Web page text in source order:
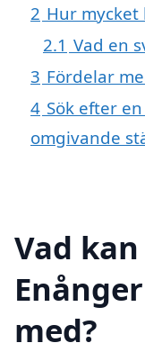
2 Hur mycket
2.1 Vad en
3 Fördelar
4 Sök efter
omgivande
Vad
med?